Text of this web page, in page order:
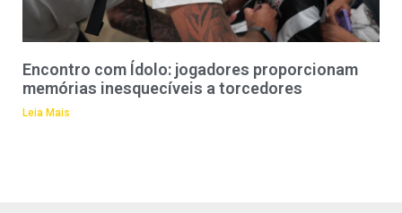
Encontro com Ídolo: jogadores proporcionam
memórias inesquecíveis a torcedores
Leia Mais